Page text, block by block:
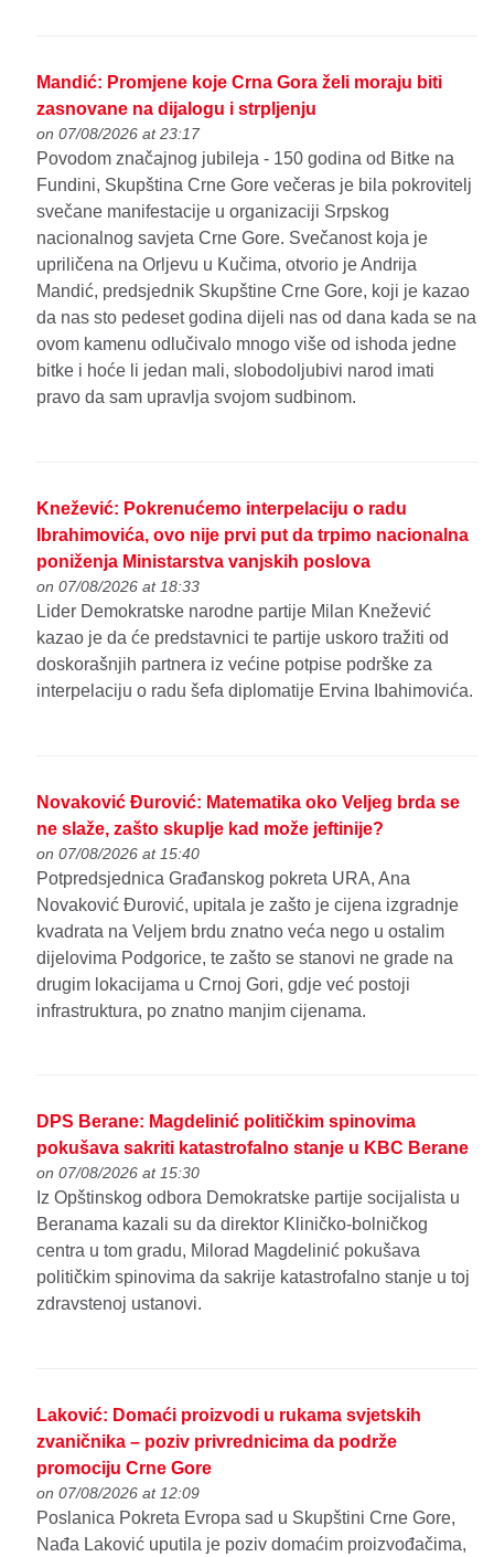
Mandić: Promjene koje Crna Gora želi moraju biti
zasnovane na dijalogu i strpljenju
on 07/08/2026 at 23:17
Povodom značajnog jubileja - 150 godina od Bitke na
Fundini, Skupština Crne Gore večeras je bila pokrovitelj
svečane manifestacije u organizaciji Srpskog
nacionalnog savjeta Crne Gore. Svečanost koja je
upriličena na Orljevu u Kučima, otvorio je Andrija
Mandić, predsjednik Skupštine Crne Gore, koji je kazao
da nas sto pedeset godina dijeli nas od dana kada se na
ovom kamenu odlučivalo mnogo više od ishoda jedne
bitke i hoće li jedan mali, slobodoljubivi narod imati
pravo da sam upravlja svojom sudbinom.
Knežević: Pokrenućemo interpelaciju o radu
Ibrahimovića, ovo nije prvi put da trpimo nacionalna
poniženja Ministarstva vanjskih poslova
on 07/08/2026 at 18:33
Lider Demokratske narodne partije Milan Knežević
kazao je da će predstavnici te partije uskoro tražiti od
doskorašnjih partnera iz većine potpise podrške za
interpelaciju o radu šefa diplomatije Ervina Ibahimovića.
Novaković Đurović: Matematika oko Veljeg brda se
ne slaže, zašto skuplje kad može jeftinije?
on 07/08/2026 at 15:40
Potpredsjednica Građanskog pokreta URA, Ana
Novaković Đurović, upitala je zašto je cijena izgradnje
kvadrata na Veljem brdu znatno veća nego u ostalim
dijelovima Podgorice, te zašto se stanovi ne grade na
drugim lokacijama u Crnoj Gori, gdje već postoji
infrastruktura, po znatno manjim cijenama.
DPS Berane: Magdelinić političkim spinovima
pokušava sakriti katastrofalno stanje u KBC Berane
on 07/08/2026 at 15:30
Iz Opštinskog odbora Demokratske partije socijalista u
Beranama kazali su da direktor Kliničko-bolničkog
centra u tom gradu, Milorad Magdelinić pokušava
političkim spinovima da sakrije katastrofalno stanje u toj
zdravstenoj ustanovi.
Laković: Domaći proizvodi u rukama svjetskih
zvaničnika – poziv privrednicima da podrže
promociju Crne Gore
on 07/08/2026 at 12:09
Poslanica Pokreta Evropa sad u Skupštini Crne Gore,
Nađa Laković uputila je poziv domaćim proizvođačima,